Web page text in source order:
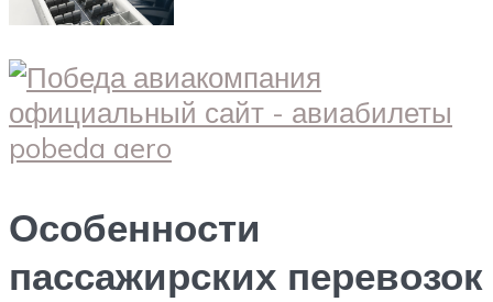
Особенности
пассажирских перевозок